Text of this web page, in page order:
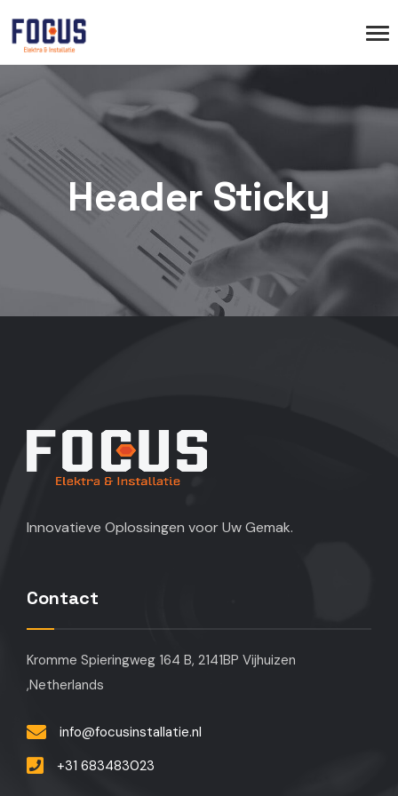
Header Sticky
Innovatieve Oplossingen voor Uw Gemak.
Contact
Kromme Spieringweg 164 B, 2141BP Vijhuizen
,Netherlands
info@focusinstallatie.nl
+31 683483023